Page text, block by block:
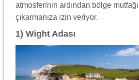
atmosferinin ardından bölge
çıkarmanıza izin veriyor.
1) Wight Adası